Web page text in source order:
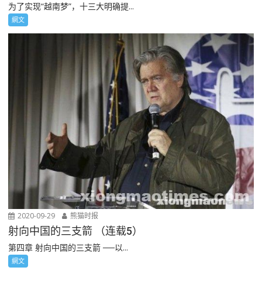
为了实现“越南梦”，十三大明确提...
網文
2020-09-29 熊猫时报
射向中国的三支箭 （连载5）
第四章 射向中国的三支箭 ──以...
網文